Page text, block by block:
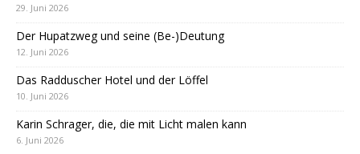
29. Juni 2026
Der Hupatzweg und seine (Be-)Deutung
12. Juni 2026
Das Radduscher Hotel und der Löffel
10. Juni 2026
Karin Schrager, die, die mit Licht malen kann
6. Juni 2026